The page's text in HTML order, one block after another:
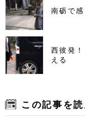
南砺で感
西彼発
える
この記事を